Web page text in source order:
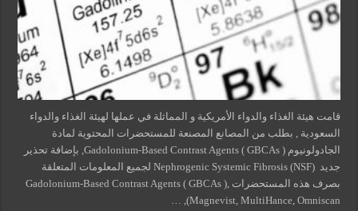
قامت هيئة الغذاء والدواء الأمريكية و المماثلة في عملها لهيئة الغذاء والدواء
السعودية , بطلب من المصانع المصنعة للمستحضرات المحتوية لمادة
الجادولونيوم Gadolonium-Based Contrast Agents ( GBCAs ), بإضافة تحذير
جديد Nephrogenic Systemic Fibrosis (NSF) لجميع المعلومات المتعلقة
بصرف هذه المستحضرات Gadolonium-Based Contrast Agents ( GBCAs ),
(Magnevist, MultiHance, Omniscan, …